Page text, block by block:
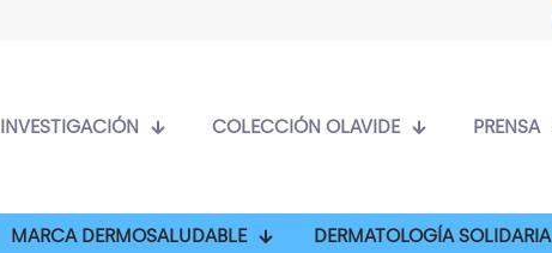
INVESTIGACIÓN COLECCIÓN OLAVIDE PRENSA
MARCA DERMOSALUDABLE DERMATOLOGÍA SOLIDARIA